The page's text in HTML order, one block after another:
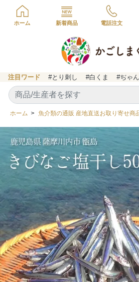
ホーム 新着商品 電話注文
注目ワード #とり刺し #白くま #ぢゃ
ホーム > 魚介類の通販 産地直送お取り寄せ商